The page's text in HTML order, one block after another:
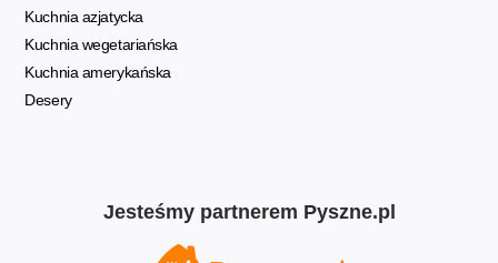
Kuchnia azjatycka
Kuchnia wegetariańska
Kuchnia amerykańska
Desery
Jesteśmy partnerem Pyszne.pl